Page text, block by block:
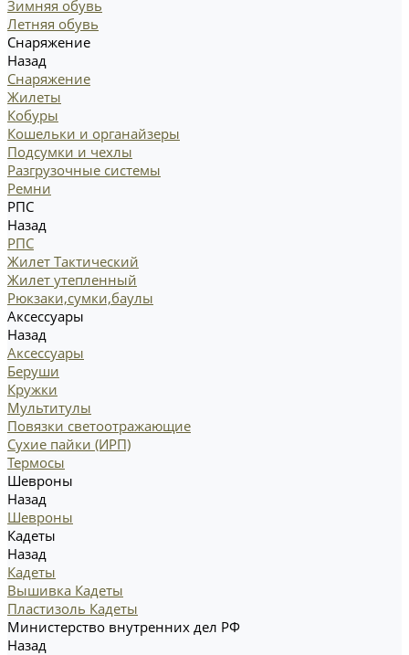
Зимняя обувь
Летняя обувь
Снаряжение
Назад
Снаряжение
Жилеты
Кобуры
Кошельки и органайзеры
Подсумки и чехлы
Разгрузочные системы
Ремни
РПС
Назад
РПС
Жилет Тактический
Жилет утепленный
Рюкзаки,сумки,баулы
Аксессуары
Назад
Аксессуары
Беруши
Кружки
Мультитулы
Повязки светоотражающие
Сухие пайки (ИРП)
Термосы
Шевроны
Назад
Шевроны
Кадеты
Назад
Кадеты
Вышивка Кадеты
Пластизоль Кадеты
Министерство внутренних дел РФ
Назад